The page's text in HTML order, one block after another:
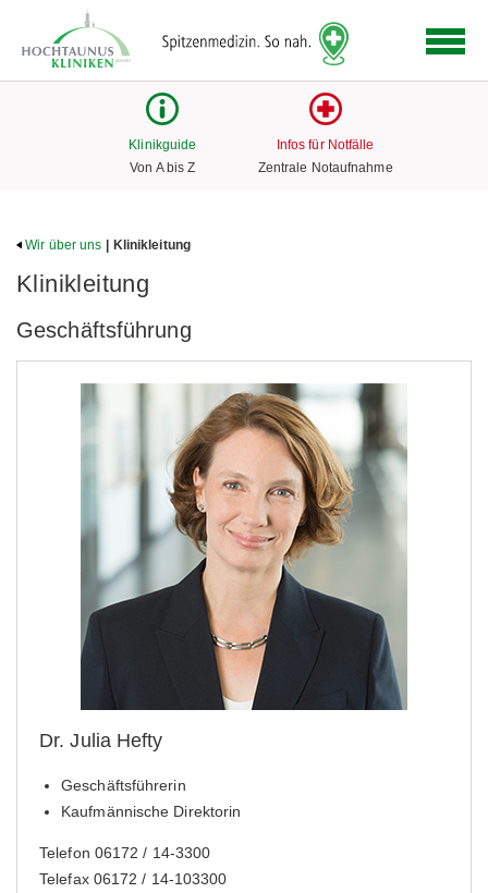
Link
zur
Klinikguide
Von A bis Z
Infos für Notfälle
Zentrale Notaufnahme
Wir über uns | Klinikleitung
Klinikleitung
Geschäftsführung
Dr. Julia Hefty
Geschäftsführerin
Kaufmännische Direktorin
Telefon 06172 / 14-3300
Telefax 06172 / 14-103300